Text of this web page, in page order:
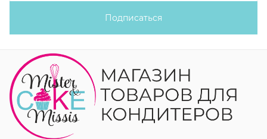
Подписаться